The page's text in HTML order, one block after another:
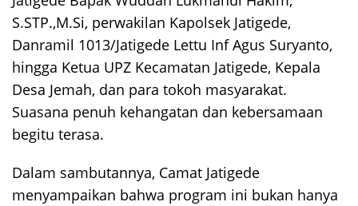
S.STP.,M.Si, perwakilan Kapolsek Jatigede,
Danramil 1013/Jatigede Lettu Inf Agus Suryanto,
hingga Ketua UPZ Kecamatan Jatigede, Kepala
Desa Jemah, dan para tokoh masyarakat.
Suasana penuh kehangatan dan kebersamaan
begitu terasa.
Dalam sambutannya, Camat Jatigede
menyampaikan bahwa program ini bukan hanya